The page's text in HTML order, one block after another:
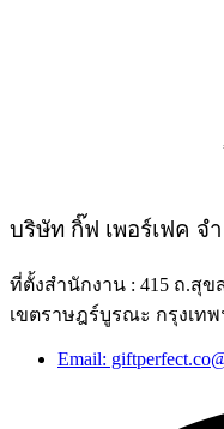
บริษัท กิ๊ฟ เพอร์เฟค จ
ที่ตั้งสำนักงาน : 415 ถ.สุ
เขตราษฎร์บูรณะ กรุงเทพ
Email: